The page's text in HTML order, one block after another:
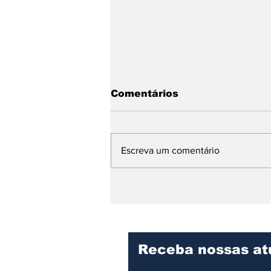
Comentários
Escreva um comentário
Receba nossas